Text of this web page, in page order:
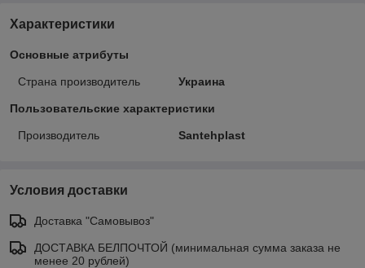
Характеристики
Основные атрибуты
Страна производитель Украина
Пользовательские характеристики
Производитель Santehplast
Условия доставки
Доставка "Самовывоз"
ДОСТАВКА БЕЛПОЧТОЙ (минимальная сумма заказа не
менее 20 рублей)